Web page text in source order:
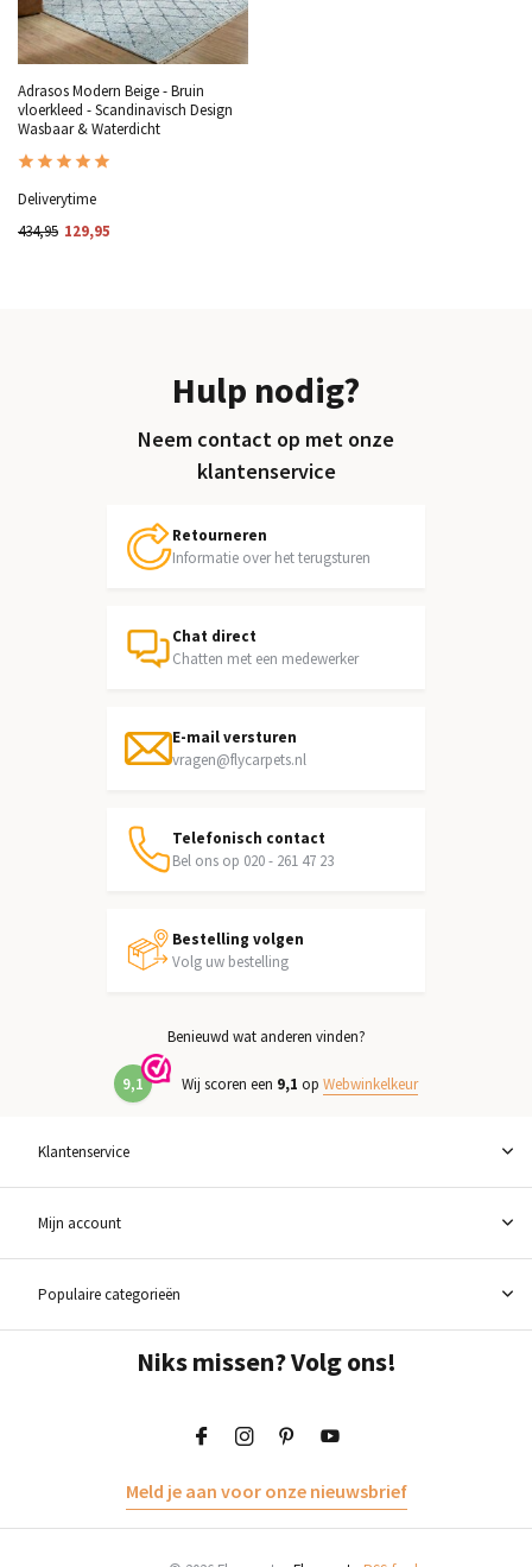
Adrasos Modern Beige - Bruin
vloerkleed - Scandinavisch Design
Wasbaar & Waterdicht
Deliverytime
434,95 129,95
Hulp nodig?
Neem contact op met onze
klantenservice
Retourneren
Informatie over het terugsturen
Chat direct
Chatten met een medewerker
E-mail versturen
vragen@flycarpets.nl
Telefonisch contact
Bel ons op 020 - 261 47 23
Bestelling volgen
Volg uw bestelling
Benieuwd wat anderen vinden?
9,1 Wij scoren een 9,1 op Webwinkelkeur
Klantenservice
Mijn account
Populaire categorieën
Niks missen? Volg ons!
Meld je aan voor onze nieuwsbrief